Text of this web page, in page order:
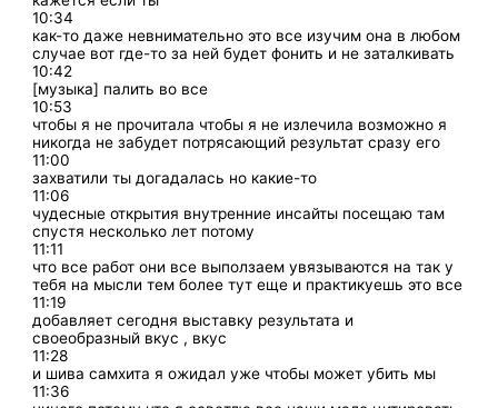
10:34
как-то даже невнимательно это все изучим она в любом
случае вот где-то за ней будет фонить и не заталкивать
10:42
[музыка] палить во все
10:53
чтобы я не прочитала чтобы я не излечила возможно я
никогда не забудет потрясающий результат сразу его
11:00
захватили ты догадалась но какие-то
11:06
чудесные открытия внутренние инсайты посещаю там
спустя несколько лет потому
11:11
что все работ они все выползаем увязываются на так у
тебя на мысли тем более тут еще и практикуешь это все
11:19
добавляет сегодня выставку результата и
своеобразный вкус , вкус
11:28
и шива самхита я ожидал уже чтобы может убить мы
11:36